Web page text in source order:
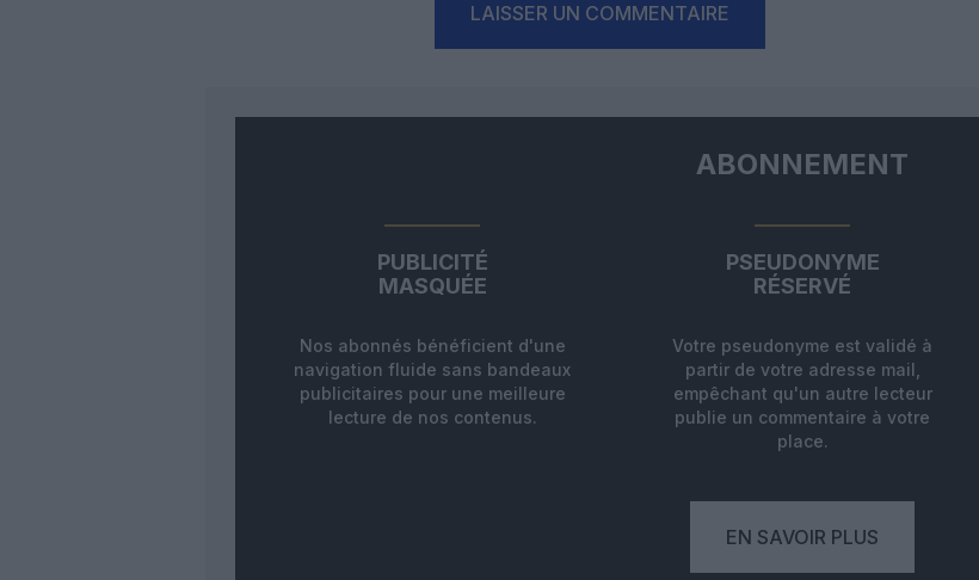
LAISSER UN COMMENTAIRE
ABONNEMENT
PUBLICITÉ
MASQUÉE
Nos abonnés bénéficient d'une
navigation fluide sans bandeaux
publicitaires pour une meilleure
lecture de nos contenus.
PSEUDONYME
RÉSERVÉ
Votre pseudonyme est validé à
partir de votre adresse mail,
empêchant qu'un autre lecteur
publie un commentaire à votre
place.
EN SAVOIR PLUS